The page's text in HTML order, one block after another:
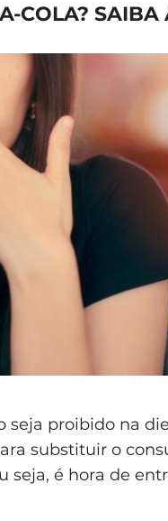
COLA? SAIBA
proibido na
substituir o
seja, é hora de